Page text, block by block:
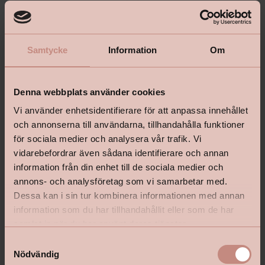
Samtycke Information Om
Denna webbplats använder cookies
Vi använder enhetsidentifierare för att anpassa innehållet
och annonserna till användarna, tillhandahålla funktioner
för sociala medier och analysera vår trafik. Vi
vidarebefordrar även sådana identifierare och annan
information från din enhet till de sociala medier och
annons- och analysföretag som vi samarbetar med.
Dessa kan i sin tur kombinera informationen med annan
information som du har tillhandahållit eller som de har
Nödvändig
Tapet Orangeri 5704
Olivträd
Pris 999 kr
Tapet Orangeri 5706
Olivträd
Pris 999 kr